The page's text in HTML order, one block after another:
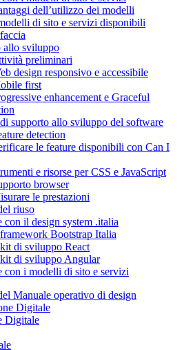
dell’utilizzo dei modelli
di sito e servizi disponibili
allo sviluppo
preliminari
design responsivo e accessibile
first
enhancement e Graceful
supporto allo sviluppo del software
detection
le feature disponibili con Can I
e risorse per CSS e JavaScript
browser
le prestazioni
riuso
con il design system .italia
Bootstrap Italia
di sviluppo React
di sviluppo Angular
con i modelli di sito e servizi
Manuale operativo di design
Digitale